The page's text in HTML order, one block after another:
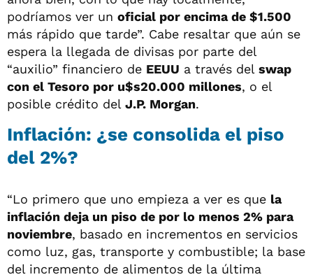
podríamos ver un oficial por encima de $1.500
más rápido que tarde”. Cabe resaltar que aún se
espera la llegada de divisas por parte del
“auxilio” financiero de EEUU a través del swap
con el Tesoro por u$s20.000 millones, o el
posible crédito del J.P. Morgan.
Inflación: ¿se consolida el piso
del 2%?
“Lo primero que uno empieza a ver es que la
inflación deja un piso de por lo menos 2% para
noviembre, basado en incrementos en servicios
como luz, gas, transporte y combustible; la base
del incremento de alimentos de la última